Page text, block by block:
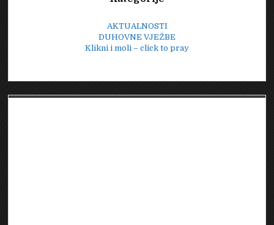
AKTUALNOSTI
DUHOVNE VJEŽBE
Klikni i moli – click to pray